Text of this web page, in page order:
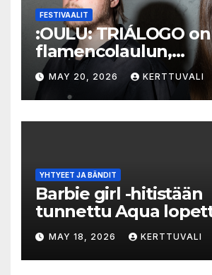
FESTIVAALIT
:OULU: TRIÁLOGO on
flamencolaulun,
elektronisen
hylätyn tilan välinen
MAY 20, 2026 KERTTUVALI
YHTYEET JA BÄNDIT
Barbie girl -hitistään
tunnettu Aqua
MAY 18, 2026 KERTTUVALI